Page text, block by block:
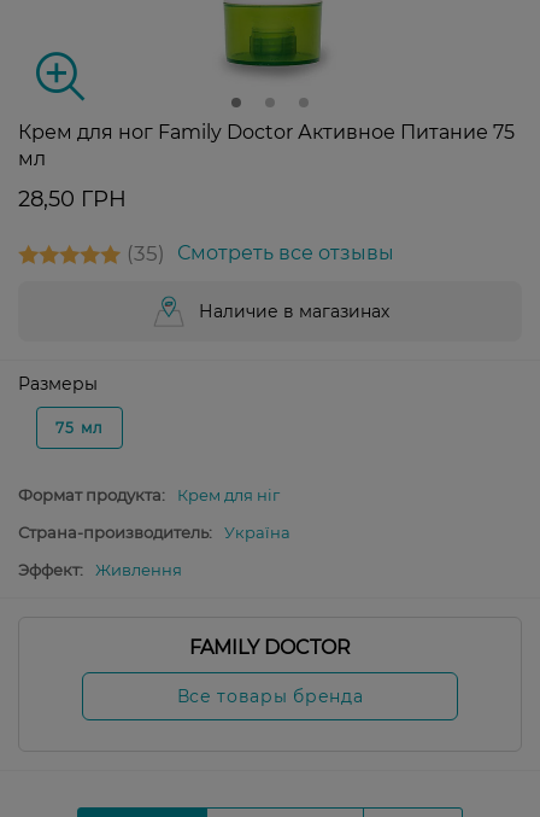
Крем для ног Family Doctor Активное Питание 75
мл
28,50 ГРН
35 Смотреть все отзывы
Наличие в магазинах
Размеры
75 мл
Формат продукта:
Крем для ніг
Страна-производитель:
Україна
Эффект:
Живлення
FAMILY DOCTOR
Все товары бренда